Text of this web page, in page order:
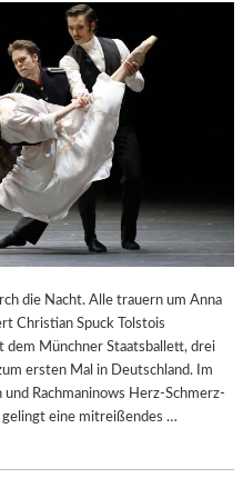
die Nacht. Alle trauern um Anna
Christian Spuck Tolstois
dem Münchner Staatsballett, drei
ersten Mal in Deutschland. Im
Rachmaninows Herz-Schmerz-
gelingt eine mitreißendes …